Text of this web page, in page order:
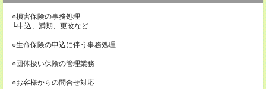
○損害保険の事務処理
└申込、満期、更改など
○生命保険の申込に伴う事務処理
○団体扱い保険の管理業務
○お客様からの問合せ対応